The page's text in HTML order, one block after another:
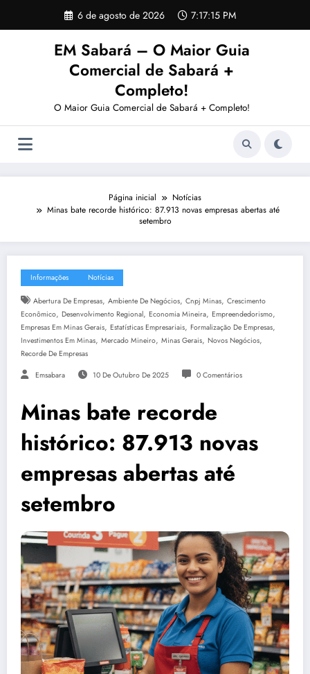
o
6 de agosto de 2026 7:17:17 PM
EM Sabará – O Maior Guia
Comercial de Sabará +
Completo!
O Maior Guia Comercial de Sabará + Completo!
Página inicial
Notícias
Minas bate recorde histórico: 87.913 novas empresas abertas até
setembro
Informações Notícias
Abertura De Empresas, Ambiente De Negócios, Cnpj Minas, Crescimento
Econômico, Desenvolvimento Regional, Economia Mineira, Empreendedorismo,
Empresas Em Minas Gerais, Estatísticas Empresariais, Formalização De Empresas,
Investimentos Em Minas, Mercado Mineiro, Minas Gerais, Novos Negócios,
Recorde De Empresas
Emsabara 10 De Outubro De 2025 0 Comentários
Minas bate recorde
histórico: 87.913 novas
empresas abertas até
setembro